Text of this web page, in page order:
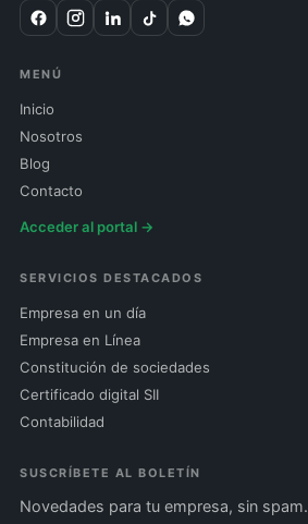
MENÚ
Inicio
Nosotros
Blog
Contacto
Acceder al portal →
SERVICIOS DESTACADOS
Empresa en un día
Empresa en Línea
Constitución de sociedades
Certificado digital SII
Contabilidad
SUSCRÍBETE AL BOLETÍN
Novedades para tu empresa, sin spam.